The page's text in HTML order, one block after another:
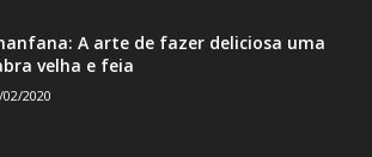
A arte de fazer deliciosa uma
velha e feia
02/2020